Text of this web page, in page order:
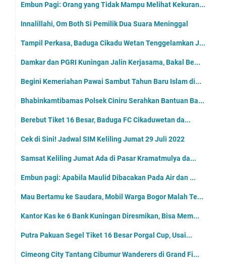
Embun Pagi: Orang yang Tidak Mampu Melihat Kekuran...
Innalillahi, Om Both Si Pemilik Dua Suara Meninggal
Tampil Perkasa, Baduga Cikadu Wetan Tenggelamkan J...
Damkar dan PGRI Kuningan Jalin Kerjasama, Bakal Be...
Begini Kemeriahan Pawai Sambut Tahun Baru Islam di...
Bhabinkamtibamas Polsek Ciniru Serahkan Bantuan Ba...
Berebut Tiket 16 Besar, Baduga FC Cikaduwetan da...
Cek di Sini! Jadwal SIM Keliling Jumat 29 Juli 2022
Samsat Keliling Jumat Ada di Pasar Kramatmulya da...
Embun pagi: Apabila Maulid Dibacakan Pada Air dan ...
Mau Bertamu ke Saudara, Mobil Warga Bogor Malah Te...
Kantor Kas ke 6 Bank Kuningan Diresmikan, Bisa Mem...
Putra Pakuan Segel Tiket 16 Besar Porgal Cup, Usai...
Cimeong City Tantang Cibumur Wanderers di Grand Fi...